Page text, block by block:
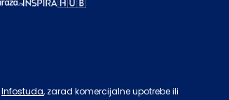
Infostuda, zarad komercijalne upotrebe ili